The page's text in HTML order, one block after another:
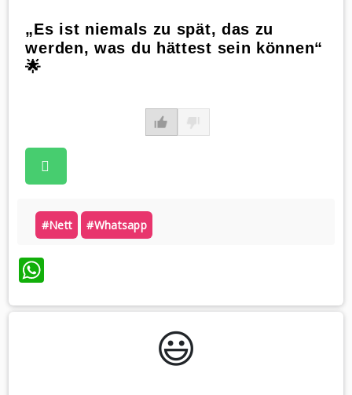
„Es ist niemals zu spät, das zu
werden, was du hättest sein können“
🌟
#nett #whatsapp
WhatsApp
😃️